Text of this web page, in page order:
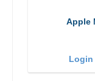
Apple
Login